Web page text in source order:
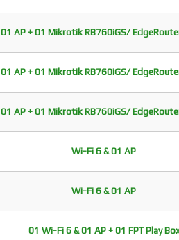
01 AP + 01 Mikrotik RB760iGS/
01 AP + 01 Mikrotik RB760iGS/
01 AP + 01 Mikrotik RB760iGS/
Wi-Fi 6 & 01 AP
Wi-Fi 6 & 01 AP
01 Wi-Fi 6 & 01 AP + 01 FPT Play Box